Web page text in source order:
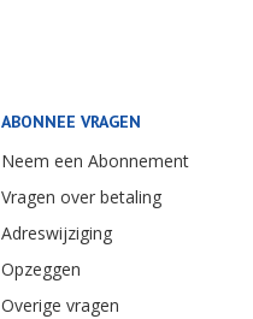
ABONNEE VRAGEN
Neem een Abonnement
Vragen over betaling
Adreswijziging
Opzeggen
Overige vragen